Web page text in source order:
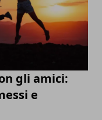
gli amici:
e